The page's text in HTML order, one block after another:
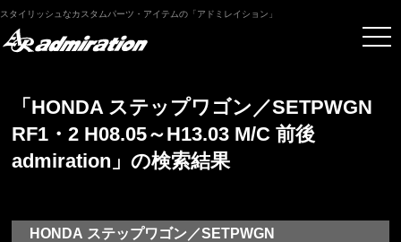
スタイリッシュなカスタムパーツ・アイテムの「アドミレイション」
「HONDA ステップワゴン／SETPWGN
RF1・2 H08.05～H13.03 M/C 前後
admiration」の検索結果
HONDA ステップワゴン／SETPWGN